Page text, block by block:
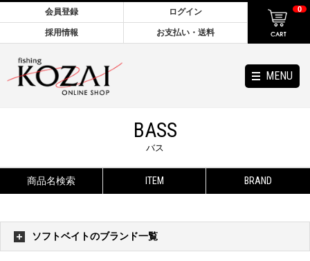
MENU
会員登録 ログイン
採用情報 お支払い・送料
0
BASS
バス
商品名検索 ITEM BRAND
ソフトベイトのブランド一覧